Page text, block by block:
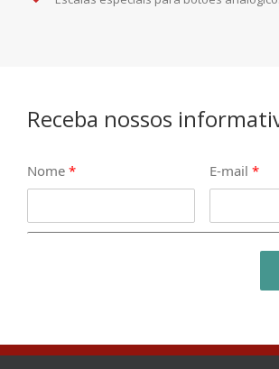
Receba nossos
Nome * E-mail *